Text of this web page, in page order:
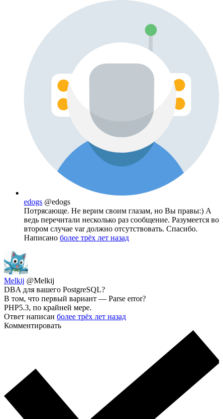
edogs @edogs
Потрясающе. Не верим своим глазам, но Вы правы:) А
ведь перечитали несколько раз сообщение. Разумеется во
втором случае var должно отсутствовать. Спасибо.
Написано более трёх лет назад
Melkij @Melkij
DBA для вашего PostgreSQL?
В том, что первый вариант — Parse error?
PHP5.3, по крайней мере.
Ответ написан более трёх лет назад
Комментировать